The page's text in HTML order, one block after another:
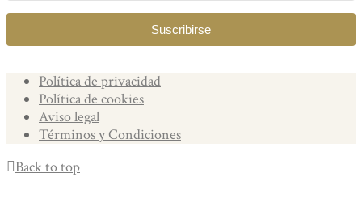
Suscribirse
Política de privacidad
Política de cookies
Aviso legal
Términos y Condiciones
Back to top